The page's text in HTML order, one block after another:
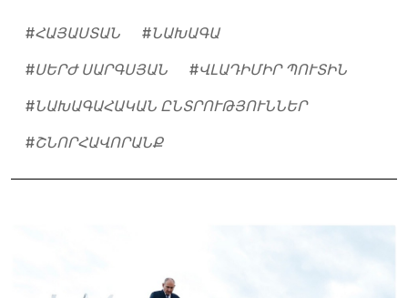
#ՀԱՅԱՍՏԱՆ #ՆԱԽԱԳԱ
#ՍԵՐԺ ՍԱՐԳՍՅԱՆ #ՎԼԱԴԻՄԻՐ ՊՈՒՏԻՆ
#ՆԱԽԱԳԱՀԱԿԱՆ ԸՆՏՐՈՒԹՅՈՒՆՆԵՐ
#ՇՆՈՐՀԱՎՈՐԱՆՔ